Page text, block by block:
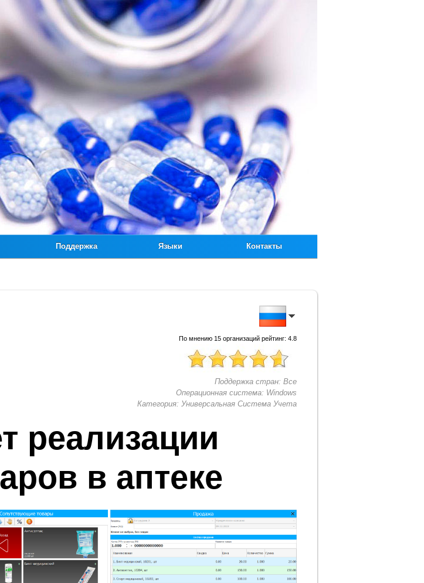
Поддержка Языки Контакты
По мнению 15 организаций рейтинг: 4.8
Поддержка стран: Все
Операционная система: Windows
Категория: Универсальная Система Учета
реализации
в аптеке